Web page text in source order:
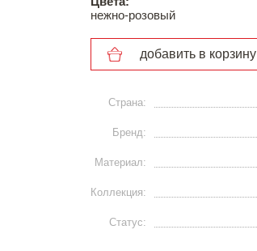
нежно-розовый
добавить в корзину
Страна:
Бренд:
Материал:
Коллекция:
Статус: